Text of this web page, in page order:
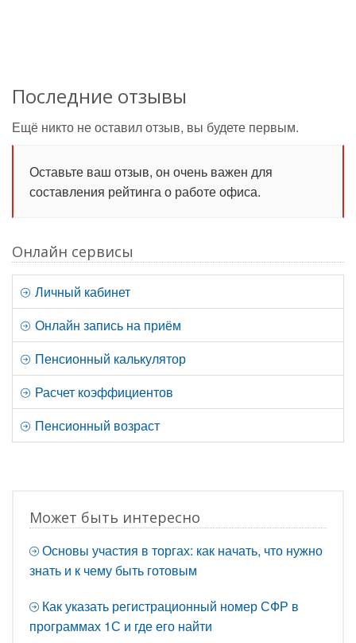
Последние отзывы
Ещё никто не оставил отзыв, вы будете первым.
Оставьте ваш отзыв, он очень важен для
составления рейтинга о работе офиса.
Онлайн сервисы
Личный кабинет
Онлайн запись на приём
Пенсионный калькулятор
Расчет коэффициентов
Пенсионный возраст
Может быть интересно
Основы участия в торгах: как начать, что нужно
знать и к чему быть готовым
Как указать регистрационный номер СФР в
программах 1С и где его найти